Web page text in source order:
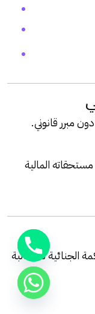
مبرر قانوني.
المالية
الجنائية للمطالبة